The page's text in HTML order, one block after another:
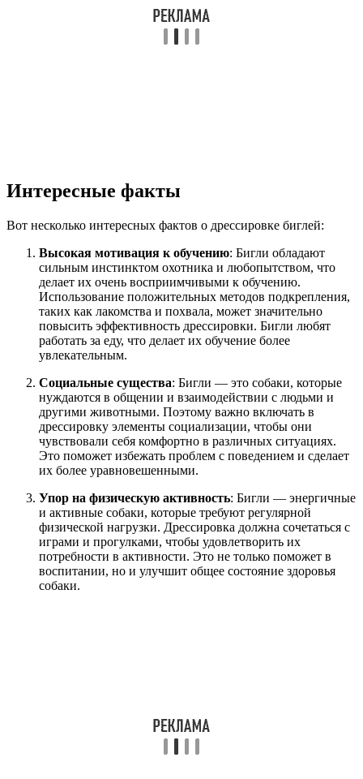
Интересные факты
Вот несколько интересных фактов о дрессировке биглей:
Высокая мотивация к обучению: Бигли обладают
сильным инстинктом охотника и любопытством, что
делает их очень восприимчивыми к обучению.
Использование положительных методов подкрепления,
таких как лакомства и похвала, может значительно
повысить эффективность дрессировки. Бигли любят
работать за еду, что делает их обучение более
увлекательным.
Социальные существа: Бигли — это собаки, которые
нуждаются в общении и взаимодействии с людьми и
другими животными. Поэтому важно включать в
дрессировку элементы социализации, чтобы они
чувствовали себя комфортно в различных ситуациях.
Это поможет избежать проблем с поведением и сделает
их более уравновешенными.
Упор на физическую активность: Бигли — энергичные
и активные собаки, которые требуют регулярной
физической нагрузки. Дрессировка должна сочетаться с
играми и прогулками, чтобы удовлетворить их
потребности в активности. Это не только поможет в
воспитании, но и улучшит общее состояние здоровья
собаки.